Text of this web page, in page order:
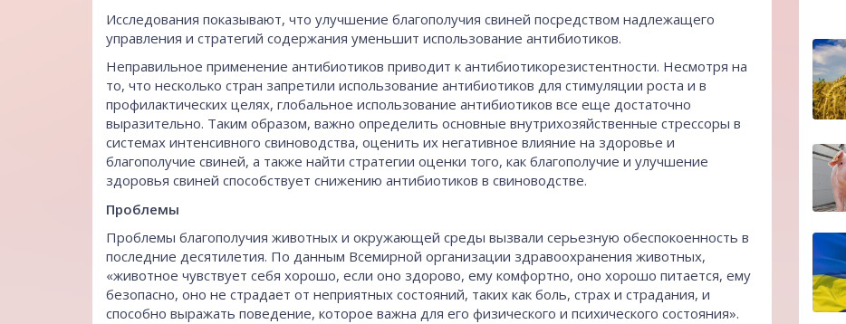
Исследования показывают, что улучшение благополучия свиней посредством надлежащего
управления и стратегий содержания уменьшит использование антибиотиков.
Неправильное применение антибиотиков приводит к антибиотикорезистентности. Несмотря на
то, что несколько стран запретили использование антибиотиков для стимуляции роста и в
профилактических целях, глобальное использование антибиотиков все еще достаточно
выразительно. Таким образом, важно определить основные внутрихозяйственные стрессоры в
системах интенсивного свиноводства, оценить их негативное влияние на здоровье и
благополучие свиней, а также найти стратегии оценки того, как благополучие и улучшение
здоровья свиней способствует снижению антибиотиков в свиноводстве.
Проблемы
Проблемы благополучия животных и окружающей среды вызвали серьезную обеспокоенность в
последние десятилетия. По данным Всемирной организации здравоохранения животных,
«животное чувствует себя хорошо, если оно здорово, ему комфортно, оно хорошо питается, ему
безопасно, оно не страдает от неприятных состояний, таких как боль, страх и страдания, и
способно выражать поведение, которое важна для его физического и психического состояния».